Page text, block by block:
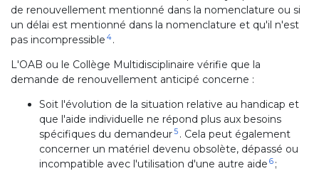
de renouvellement mentionné dans la nomenclature ou si
un délai est mentionné dans la nomenclature et qu'il n'est
pas incompressible 4 .
L'OAB ou le Collège Multidisciplinaire vérifie que la
demande de renouvellement anticipé concerne :
Soit l'évolution de la situation relative au handicap et
que l'aide individuelle ne répond plus aux besoins
spécifiques du demandeur5 . Cela peut également
concerner un matériel devenu obsolète, dépassé ou
incompatible avec l'utilisation d'une autre aide 6 ;